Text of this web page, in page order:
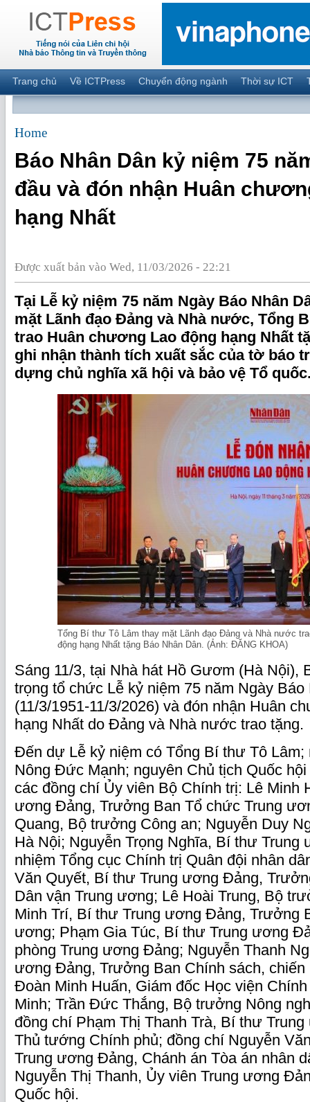
Trang chủ Về ICTPress Chuyển động ngành Thời sự ICT
Home
Báo Nhân Dân kỷ niệm 75
đầu và đón nhận Huân
hạng Nhất
Được xuất bản vào Wed, 11/03/2026 - 22:21
Tại Lễ kỷ niệm 75 năm Ngày Báo Nhân
mặt Lãnh đạo Đảng và Nhà nước, Tổng
trao Huân chương Lao động hạng Nhất
ghi nhận thành tích xuất sắc của tờ báo
dựng chủ nghĩa xã hội và bảo vệ Tổ
Tổng Bí thư Tô Lâm thay mặt Lãnh đạo Đảng và Nhà nước
động hạng Nhất tặng Báo Nhân Dân. (Ảnh: ĐĂNG KHOA)
Sáng 11/3, tại Nhà hát Hồ Gươm (Hà Nội),
trọng tổ chức Lễ kỷ niệm 75 năm Ngày Báo
(11/3/1951-11/3/2026) và đón nhận Huân
hạng Nhất do Đảng và Nhà nước trao tặng.
Đến dự Lễ kỷ niệm có Tổng Bí thư Tô
Nông Đức Mạnh; nguyên Chủ tịch Quốc
các đồng chí Ủy viên Bộ Chính trị: Lê Minh
ương Đảng, Trưởng Ban Tổ chức Trung
Quang, Bộ trưởng Công an; Nguyễn Duy
Hà Nội; Nguyễn Trọng Nghĩa, Bí thư Trung
nhiệm Tổng cục Chính trị Quân đội nhân
Văn Quyết, Bí thư Trung ương Đảng,
Dân vận Trung ương; Lê Hoài Trung, Bộ
Minh Trí, Bí thư Trung ương Đảng, Trưởng
ương; Phạm Gia Túc, Bí thư Trung ương
phòng Trung ương Đảng; Nguyễn Thanh
ương Đảng, Trưởng Ban Chính sách,
Đoàn Minh Huấn, Giám đốc Học viện
Minh; Trần Đức Thắng, Bộ trưởng Nông
đồng chí Phạm Thị Thanh Trà, Bí thư
Thủ tướng Chính phủ; đồng chí Nguyễn
Trung ương Đảng, Chánh án Tòa án nhân
Nguyễn Thị Thanh, Ủy viên Trung ương
Quốc hội.